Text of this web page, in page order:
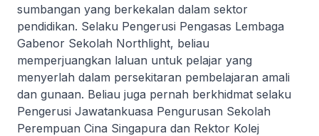
sumbangan yang berkekalan dalam sektor
pendidikan. Selaku Pengerusi Pengasas Lembaga
Gabenor Sekolah Northlight, beliau
memperjuangkan laluan untuk pelajar yang
menyerlah dalam persekitaran pembelajaran amali
dan gunaan. Beliau juga pernah berkhidmat selaku
Pengerusi Jawatankuasa Pengurusan Sekolah
Perempuan Cina Singapura dan Rektor Kolej